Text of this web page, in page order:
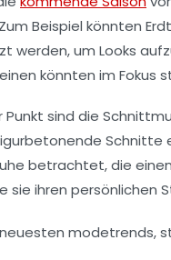
Beispiel könnten
werden, um Looks
könnten im Fokus
sind die
Schnitte
betrachtet, die
sie ihren persönlichen